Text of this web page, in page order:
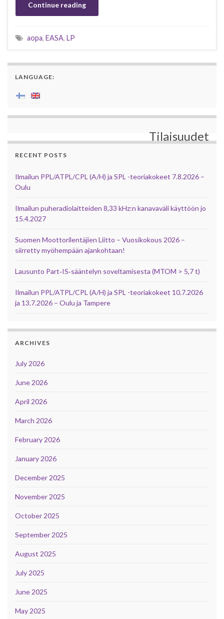
Continue reading
aopa, EASA, LP
LANGUAGE:
Tilaisuudet
RECENT POSTS
Ilmailun PPL/ATPL/CPL (A/H) ja SPL -teoriakokeet 7.8.2026 –
Oulu
Ilmailun puheradiolaitteiden 8,33 kHz:n kanavaväli käyttöön jo
15.4.2027
Suomen Moottorilentäjien Liitto – Vuosikokous 2026 –
siirretty myöhempään ajankohtaan!
Lausunto Part‑IS‑sääntelyn soveltamisesta (MTOM > 5,7 t)
Ilmailun PPL/ATPL/CPL (A/H) ja SPL -teoriakokeet 10.7.2026
ja 13.7.2026 – Oulu ja Tampere
ARCHIVES
July 2026
June 2026
April 2026
March 2026
February 2026
January 2026
December 2025
November 2025
October 2025
September 2025
August 2025
July 2025
June 2025
May 2025